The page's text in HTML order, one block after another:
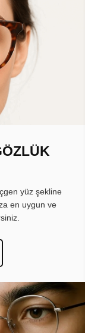
yüz şekline
en uygun ve